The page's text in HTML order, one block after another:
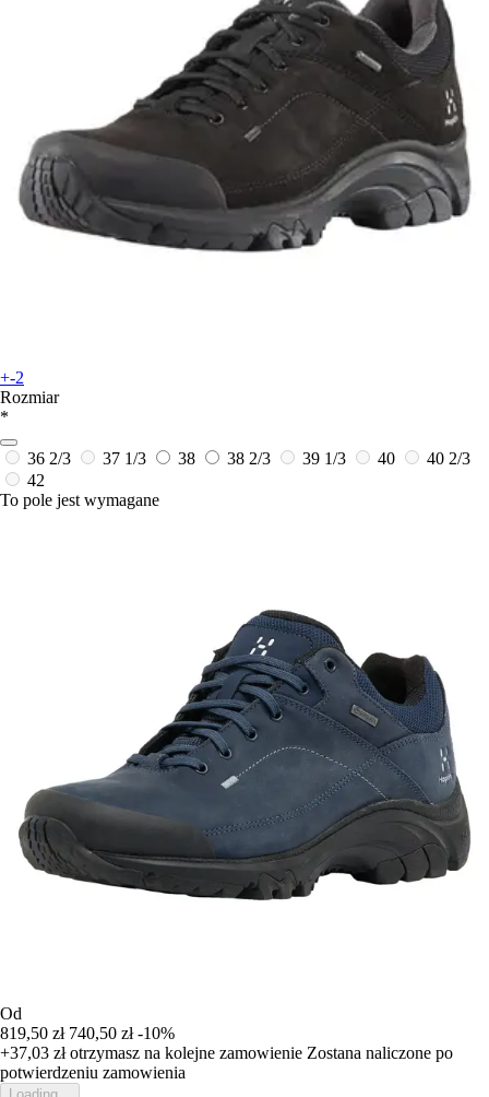
+-2
Rozmiar
*
36 2/3 37 1/3 38 38 2/3 39 1/3 40
40 2/3
42
To pole jest wymagane
Od
819,50 zł 740,50 zł -10%
+37,03 złotrzymasz na kolejne zamowienie Zostana naliczone po
potwierdzeniu zamowienia